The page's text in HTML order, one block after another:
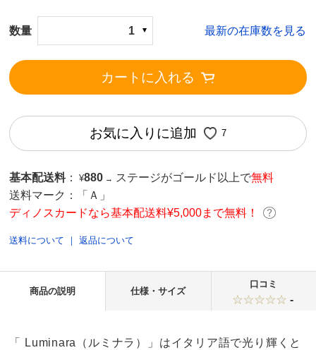
数量 1 最新の在庫数を見る
カートに入れる
お気に入りに追加 7
基本配送料 ： ¥880 → ステージがゴールド以上で無料
送料マーク：
「Ａ」
ディノスカードなら基本配送料¥5,000まで無料！
送料について ｜返品について
商品の説明 仕様・サイズ
口コミ
-
「 Luminara（ルミナラ）」はイタリア語で光り輝くと